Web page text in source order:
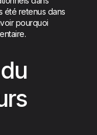
été retenus dans
pourquoi